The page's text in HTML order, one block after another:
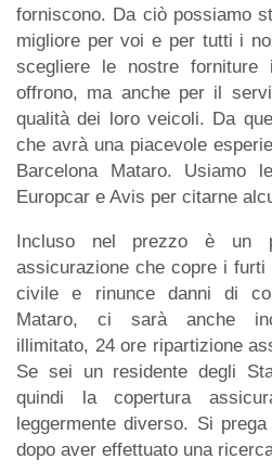
forniscono. Da ciò possiamo
migliore per voi e per tutti i
scegliere le nostre
offrono, ma anche per il
qualità dei loro veicoli. Da
che avrà una piacevole
Barcelona Mataro. Usiamo
Europcar e Avis per citarne
Incluso nel prezzo è un
assicurazione che copre i
civile e rinunce danni di
Mataro, ci sarà anche
illimitato, 24 ore ripartizione
Se sei un residente degli
quindi la copertura
leggermente diverso. Si
dopo aver effettuato una